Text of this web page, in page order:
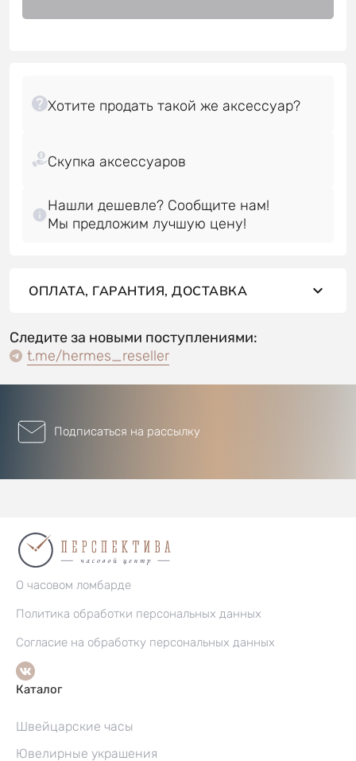
Нашли дешевле? Сообщите нам!
Мы предложим лучшую цену!
ОПЛАТА, ГАРАНТИЯ, ДОСТАВКА
Следите за новыми поступлениями:
t.me/hermes_reseller
Подписаться на рассылку
О часовом ломбарде
Политика обработки персональных данных
Согласие на обработку персональных данных
Каталог
Швейцарские часы
Ювелирные украшения